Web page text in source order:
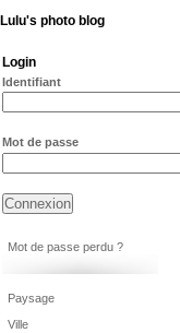
Lulu's photo blog
Login
Identifiant
Mot de passe
Mot de passe perdu ?
Paysage
Ville